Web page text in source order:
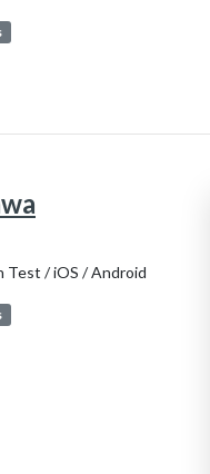
Test / iOS / Android